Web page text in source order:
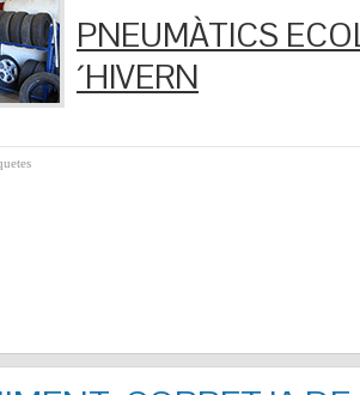
PNEUMÀTICS
´HIVERN